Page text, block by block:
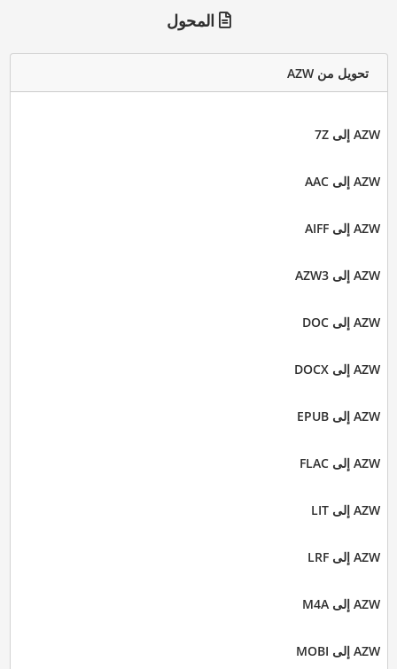
المحول
تحويل من AZW
AZW إلى 7Z
AZW إلى AAC
AZW إلى AIFF
AZW إلى AZW3
AZW إلى DOC
AZW إلى DOCX
AZW إلى EPUB
AZW إلى FLAC
AZW إلى LIT
AZW إلى LRF
AZW إلى M4A
AZW إلى MOBI